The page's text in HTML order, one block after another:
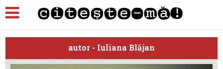
autor - Iuliana Blăjan